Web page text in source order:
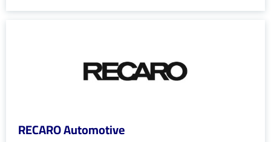
RECARO Automotive